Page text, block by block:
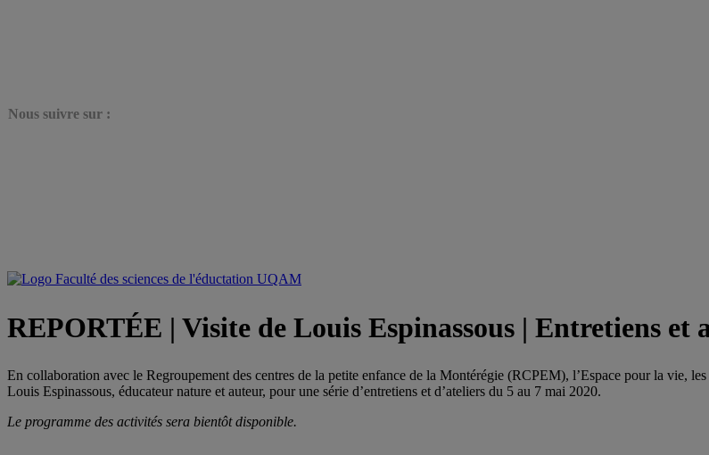
Nous suivre sur :
REPORTÉE | Visite de Louis Espinassous | Entretiens et
En collaboration avec le Regroupement des centres de la petite enfance de la Montérégie (RCPEM), l’Espace pour la vie,
Louis Espinassous, éducateur nature et auteur, pour une série d’entretiens et d’ateliers du 5 au 7 mai 2020.
Le programme des activités sera bientôt disponible.